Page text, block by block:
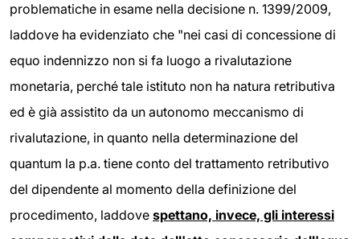
problematiche in esame nella decisione n. 1399/2009,
laddove ha evidenziato che "nei casi di concessione di
equo indennizzo non si fa luogo a rivalutazione
monetaria, perché tale istituto non ha natura retributiva
ed è già assistito da un autonomo meccanismo di
rivalutazione, in quanto nella determinazione del
quantum la p.a. tiene conto del trattamento retributivo
del dipendente al momento della definizione del
procedimento, laddove spettano, invece, gli interessi